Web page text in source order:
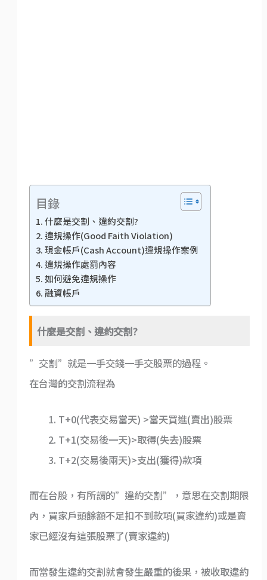
目錄
什麼是交割、違約交割?
違規操作(Good Faith Violation)
現金帳戶(Cash Account)違規操作案例
違規操作處罰內容
如何避免違規操作
融資帳戶
什麼是交割、違約交割?
”交割”就是一手交錢一手交股票的過程。
在台灣的交割流程為
T+0(代表交易當天) >當天買進(賣出)股票
T+1(交易後一天)>取得(失去)股票
T+2(交易後兩天)>支出(獲得)款項
而在台股，有所謂的”違約交割”，意思在交割期限
內，買家戶頭餘額不足扣不到款項(買家違約)或是賣
家已經沒有這張股票了(賣家違約)
而當發生違約交割就會發生嚴重的後果，被收取違約